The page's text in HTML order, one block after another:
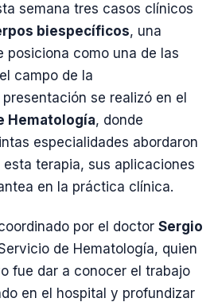
semana tres casos clínicos
biespecíficos, una
posiciona como una de las
campo de la
se realizó en el
Hematología, donde
especialidades abordaron
terapia, sus aplicaciones
en la práctica clínica.
por el doctor Sergio
de Hematología, quien
fue dar a conocer el trabajo
en el hospital y profundizar